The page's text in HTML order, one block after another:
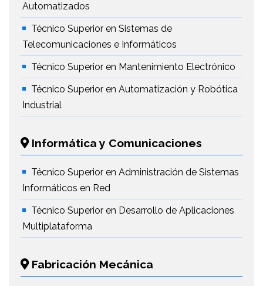
Automatizados
Técnico Superior en Sistemas de
Telecomunicaciones e Informáticos
Técnico Superior en Mantenimiento Electrónico
Técnico Superior en Automatización y Robótica
Industrial
Informática y Comunicaciones
Técnico Superior en Administración de Sistemas
Informáticos en Red
Técnico Superior en Desarrollo de Aplicaciones
Multiplataforma
Fabricación Mecánica